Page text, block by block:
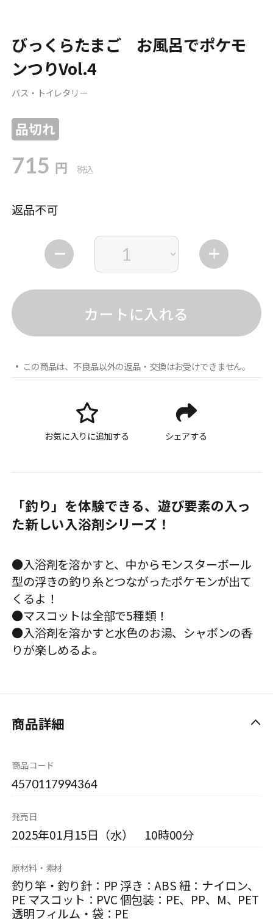
びっくらたまご お風呂でポケモ
ンつりVol.4
バス・トイレタリー
品切れ
715 円 税込
返品不可
カートに入れる
この商品は、不良品以外の返品・交換はお受けできません。
お気に入りに追加する シェアする
「釣り」を体験できる、遊び要素の入っ
た新しい入浴剤シリーズ！
●入浴剤を溶かすと、中からモンスターボール
型の浮きの釣り糸とつながったポケモンが出て
くるよ！
●マスコットは全部で5種類！
●入浴剤を溶かすと水色のお湯、シャボンの香
りが楽しめるよ。
商品詳細
商品コード
4570117994364
発売日
2025年01月15日（水） 10時00分
原材料・素材
釣り竿・釣り針：PP 浮き：ABS 紐：ナイロン、
PE マスコット：PVC 個包装：PE、PP、M、PET
透明フィルム・袋：PE